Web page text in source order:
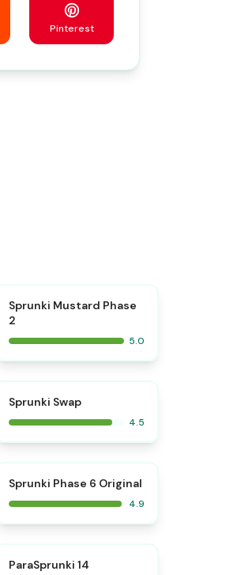
Pinterest
⭐
Sprunki Mustard Phase
2
5.0
Sprunki Swap
4.5
⭐
Sprunki Phase 6 Original
4.9
ParaSprunki 14